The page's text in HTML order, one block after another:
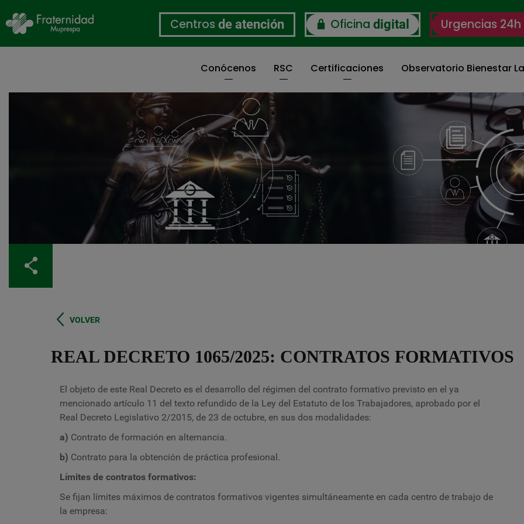
Centros de atención Oficina digital Urgencias 24h
Conócenos RSC Certificaciones Observatorio Bienestar
VOLVER
REAL DECRETO 1065/2025: CONTRATOS FORMATIVOS
El objeto de este Real Decreto es el desarrollo del régimen del contrato formativo previsto en el ya
mencionado artículo 11 del texto refundido de la Ley del Estatuto de los Trabajadores, aprobado por el
Real Decreto Legislativo 2/2015, de 23 de octubre, en sus dos modalidades:
a) Contrato de formación en alternancia.
b) Contrato para la obtención de práctica profesional.
Límites de contratos formativos:
Se fijan límites máximos de contratos formativos vigentes simultáneamente en cada centro de trabajo de
la empresa: